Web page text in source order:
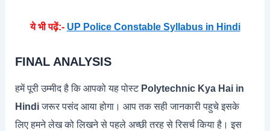
ये भी पढ़ें:- UP Police Constable Syllabus in Hindi
FINAL ANALYSIS
हमें पूरी उम्मीद है कि आपको यह पोस्ट Polytechnic Kya Hai in
Hindiजरूर पसंद आया होगा। आप तक सही जानकारी पहुचे इसके
लिए हमने लेख को लिखने से पहले अच्छी तरह से रिसर्च किया है। इस